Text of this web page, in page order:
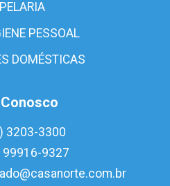
PESSOAL
DOMÉSTICAS
3203-3300
99916-9327